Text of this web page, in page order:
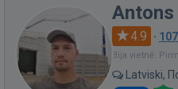
Antons
4.9 ·
Bija vietnē:
Latviski,